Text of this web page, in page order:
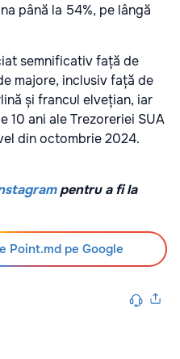
până la 54%, pe lângă
semnificativ față de
majore, inclusiv față de
și francul elvețian, iar
10 ani ale Trezoreriei SUA
din octombrie 2024.
pentru a fi la
Point.md pe Google